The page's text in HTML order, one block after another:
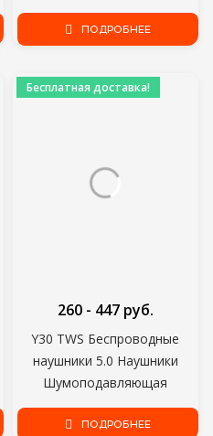
Bluetooth Наушники-
вкладыши Гарнитуры Для
ПОДРОБНЕЕ
Бесплатная доставка!
Y30 TWS Беспроводные
наушники 5.0 Наушники
Шумоподавляющая
Гарнитура Стерео Звук
Музыка Наушники-вкладыши
260 - 447 руб.
ПОДРОБНЕЕ